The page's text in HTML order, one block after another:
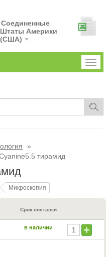
Соединенные
Штаты Америки
(США)
Toggle
тирамид
Микроскопия
Срок поставки
в наличии